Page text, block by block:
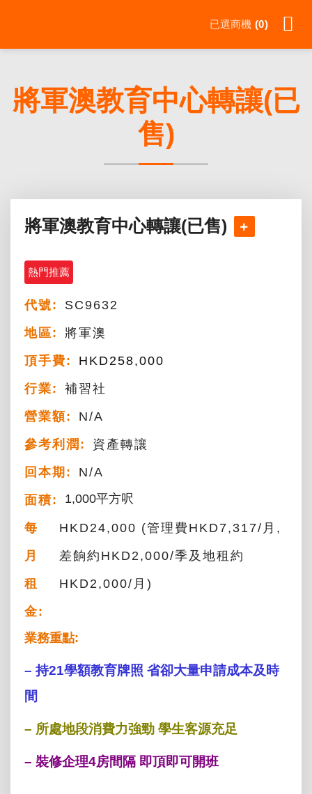
已選商機 0
將軍澳教育中心轉讓(已
售)
將軍澳教育中心轉讓(已售)
熱門推薦
代號:
SC9632
地區:
將軍澳
頂手費:
HKD258,000
行業:
補習社
營業額:
N/A
參考利潤:
資產轉讓
回本期:
N/A
面積:
1,000平方呎
每
月
租
金:
HKD24,000 (管理費HKD7,317/月,
差餉約HKD2,000/季及地租約
HKD2,000/月)
業務重點:
– 持21學額教育牌照 省卻大量申請成本及時
間
– 所處地段消費力強勁 學生客源充足
– 裝修企理4房間隔 即頂即可開班